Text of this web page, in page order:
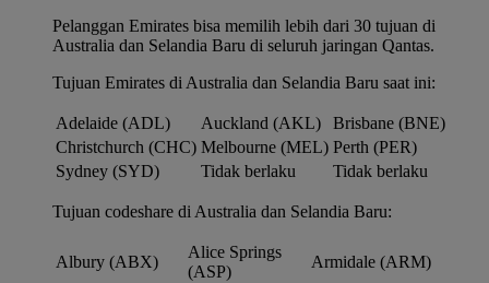
Pelanggan Emirates bisa memilih lebih dari 30 tujuan di
Australia dan Selandia Baru di seluruh jaringan Qantas.
Tujuan Emirates di Australia dan Selandia Baru saat ini:
Adelaide (ADL) Auckland (AKL)
Brisbane (BNE)
Christchurch (CHC) Melbourne (MEL) Perth (PER)
Sydney (SYD)
Tidak berlaku Tidak berlaku
Tujuan codeshare di Australia dan Selandia Baru:
Albury (ABX)
Alice Springs
(ASP)
Armidale (ARM)